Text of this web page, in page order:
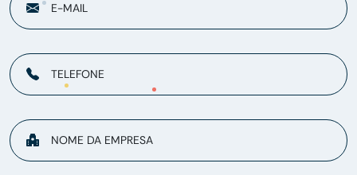
E-MAIL
TELEFONE
NOME DA EMPRESA